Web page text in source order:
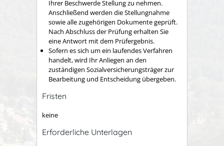
Ihrer Beschwerde Stellung zu nehmen.
Anschließend werden die Stellungnahme
sowie alle zugehörigen Dokumente geprüft.
Nach Abschluss der Prüfung erhalten Sie
eine Antwort mit dem Prüfergebnis.
Sofern es sich um ein laufendes Verfahren
handelt, wird Ihr Anliegen an den
zuständigen Sozialversicherungsträger zur
Bearbeitung und Entscheidung übergeben.
Fristen
keine
Erforderliche Unterlagen